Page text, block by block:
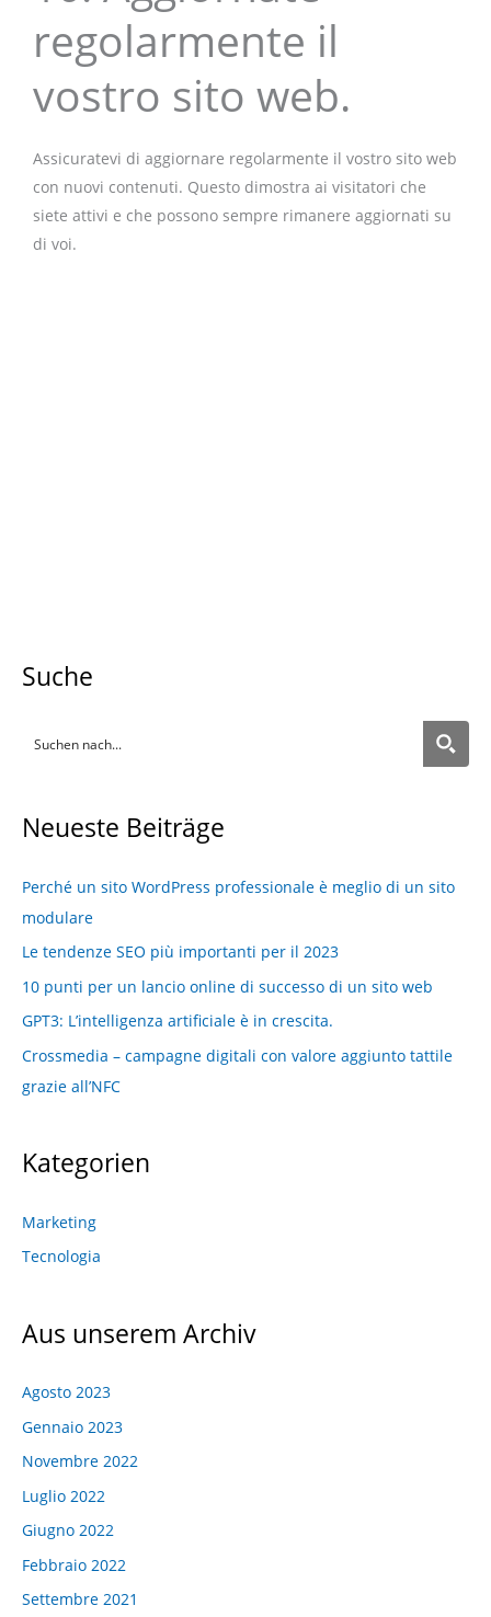
regolarmente il
vostro sito web.
Assicuratevi di aggiornare regolarmente il vostro sito web
con nuovi contenuti. Questo dimostra ai visitatori che
siete attivi e che possono sempre rimanere aggiornati su
di voi.
Suche
Neueste Beiträge
Perché un sito WordPress professionale è meglio di un sito
modulare
Le tendenze SEO più importanti per il 2023
10 punti per un lancio online di successo di un sito web
GPT3: L’intelligenza artificiale è in crescita.
Crossmedia – campagne digitali con valore aggiunto tattile
grazie all’NFC
Kategorien
Marketing
Tecnologia
Aus unserem Archiv
Agosto 2023
Gennaio 2023
Novembre 2022
Luglio 2022
Giugno 2022
Febbraio 2022
Settembre 2021